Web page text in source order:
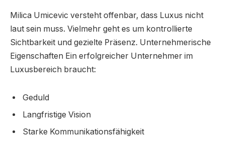
Milica Umicevic versteht offenbar, dass Luxus nicht
laut sein muss. Vielmehr geht es um kontrollierte
Sichtbarkeit und gezielte Präsenz. Unternehmerische
Eigenschaften Ein erfolgreicher Unternehmer im
Luxusbereich braucht:
Geduld
Langfristige Vision
Starke Kommunikationsfähigkeit